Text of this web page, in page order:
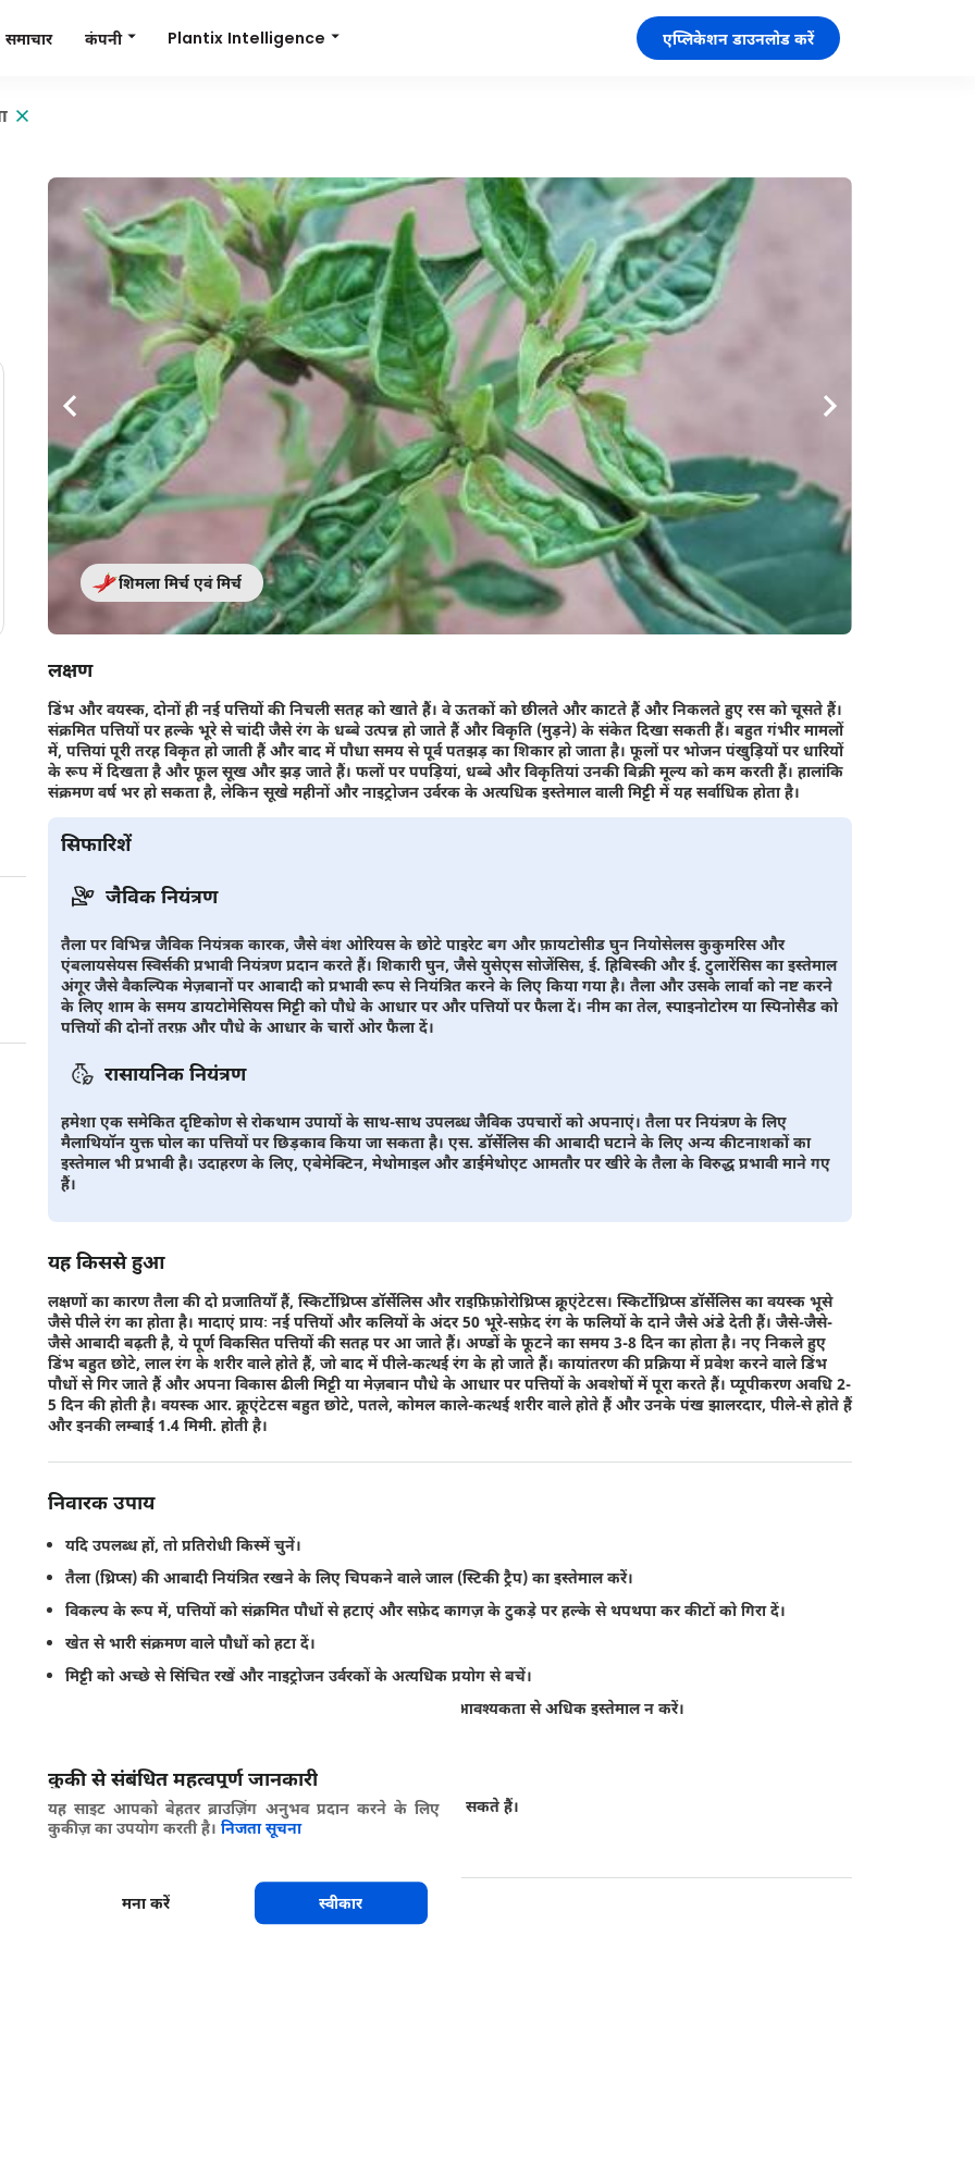
समाचार कंपनी Plantix Intelligence एप्लिकेशन डाउनलोड करें
शिमला मिर्च एवं मिर्च
लक्षण
डिंभ और वयस्क, दोनों ही नई पत्तियों की निचली सतह को खाते हैं। वे ऊतकों को छीलते और काटते हैं और निकलते हुए रस को चूसते हैं।
संक्रमित पत्तियों पर हल्के भूरे से चांदी जैसे रंग के धब्बे उत्पन्न हो जाते हैं और विकृति (मुड़ने) के संकेत दिखा सकती हैं। बहुत गंभीर मामलों
में, पत्तियां पूरी तरह विकृत हो जाती हैं और बाद में पौधा समय से पूर्व पतझड़ का शिकार हो जाता है। फूलों पर भोजन पंखुड़ियों पर धारियों
के रूप में दिखता है और फूल सूख और झड़ जाते हैं। फलों पर पपड़ियां, धब्बे और विकृतियां उनकी बिक्री मूल्य को कम करती हैं। हालांकि
संक्रमण वर्ष भर हो सकता है, लेकिन सूखे महीनों और नाइट्रोजन उर्वरक के अत्यधिक इस्तेमाल वाली मिट्टी में यह सर्वाधिक होता है।
सिफारिशें
जैविक नियंत्रण
तैला पर विभिन्न जैविक नियंत्रक कारक, जैसे वंश ओरियस के छोटे पाइरेट बग और फ़ायटोसीड घुन नियोसेलस कुकुमरिस और
एंबलायसेयस स्विर्सकी प्रभावी नियंत्रण प्रदान करते हैं। शिकारी घुन, जैसे युसेएस सोजेंसिस, ई. हिबिस्की और ई. टुलारेंसिस का इस्तेमाल
अंगूर जैसे वैकल्पिक मेज़बानों पर आबादी को प्रभावी रूप से नियंत्रित करने के लिए किया गया है। तैला और उसके लार्वा को नष्ट करने
के लिए शाम के समय डायटोमेसियस मिट्टी को पौधे के आधार पर और पत्तियों पर फैला दें। नीम का तेल, स्पाइनोटोरम या स्पिनोसैड को
पत्तियों की दोनों तरफ़ और पौधे के आधार के चारों ओर फैला दें।
रासायनिक नियंत्रण
हमेशा एक समेकित दृष्टिकोण से रोकथाम उपायों के साथ-साथ उपलब्ध जैविक उपचारों को अपनाएं। तैला पर नियंत्रण के लिए
मैलाथियॉन युक्त घोल का पत्तियों पर छिड़काव किया जा सकता है। एस. डॉर्सेलिस की आबादी घटाने के लिए अन्य कीटनाशकों का
इस्तेमाल भी प्रभावी है। उदाहरण के लिए, एबेमेक्टिन, मेथोमाइल और डाईमेथोएट आमतौर पर खीरे के तैला के विरुद्ध प्रभावी माने गए
हैं।
यह किससे हुआ
लक्षणों का कारण तैला की दो प्रजातियाँ हैं, स्किर्टोथ्रिप्स डॉर्सेलिस और राइफ़िफ़ोरोथ्रिप्स क्रूएंटेटस। स्किर्टोथ्रिप्स डॉर्सेलिस का वयस्क भूसे
जैसे पीले रंग का होता है। मादाएं प्रायः नई पत्तियों और कलियों के अंदर 50 भूरे-सफ़ेद रंग के फलियों के दाने जैसे अंडे देती हैं। जैसे-जैसे-
जैसे आबादी बढ़ती है, ये पूर्ण विकसित पत्तियों की सतह पर आ जाते हैं। अण्डों के फूटने का समय 3-8 दिन का होता है। नए निकले हुए
डिंभ बहुत छोटे, लाल रंग के शरीर वाले होते हैं, जो बाद में पीले-कत्थई रंग के हो जाते हैं। कायांतरण की प्रक्रिया में प्रवेश करने वाले डिंभ
पौधों से गिर जाते हैं और अपना विकास ढीली मिट्टी या मेज़बान पौधे के आधार पर पत्तियों के अवशेषों में पूरा करते हैं। प्यूपीकरण अवधि 2-
5 दिन की होती है। वयस्क आर. क्रूएंटेटस बहुत छोटे, पतले, कोमल काले-कत्थई शरीर वाले होते हैं और उनके पंख झालरदार, पीले-से होते हैं
और इनकी लम्बाई 1.4 मिमी. होती है।
निवारक उपाय
यदि उपलब्ध हों, तो प्रतिरोधी किस्में चुनें।
तैला (थ्रिप्स) की आबादी नियंत्रित रखने के लिए चिपकने वाले जाल (स्टिकी ट्रैप) का इस्तेमाल करें।
विकल्प के रूप में, पत्तियों को संक्रमित पौधों से हटाएं और सफ़ेद कागज़ के टुकड़े पर हल्के से थपथपा कर कीटों को गिरा दें।
खेत से भारी संक्रमण वाले पौधों को हटा दें।
मिट्टी को अच्छे से सिंचित रखें और नाइट्रोजन उर्वरकों के अत्यधिक प्रयोग से बचें।
लाभकारी कीटों की आबादी संरक्षित रखने के लिए कीटनाशकों का आवश्यकता से अधिक इस्तेमाल न करें।
खेत में और उसके आसपास खरपतवार हटाएं।
वायु अवरोधक बाग़ को लंबी दूरी से होने वाले संक्रमण से सुरक्षित रख सकते हैं।
तैला के प्यूपा को सतह पर धूप में लाने के लिए मिट्टी की जुताई करें।
कुकी से संबंधित महत्वपूर्ण जानकारी
यह साइट आपको बेहतर ब्राउज़िंग अनुभव प्रदान करने के लिए
कुकीज़ का उपयोग करती है। निजता सूचना
मना करें स्वीकार